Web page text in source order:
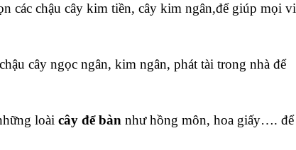
các chậu cây kim tiền, cây kim ngân,để giúp mọi
cây ngọc ngân, kim ngân, phát tài trong nhà để
loài cây để bàn như hồng môn, hoa giấy…. để